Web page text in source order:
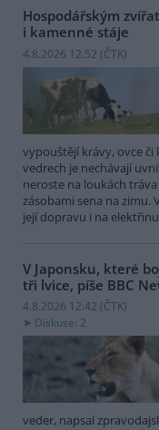
Hospodářským
i kamenné stáje
4.8.2026 12:52 (ČTK)
vypouštějí krávy, ovce či
vedrech je nechávají
neroste na loukách
zásobami sena na zimu.
její dopravu i na
V Japonsku, které
tři lvice, píše BBC
4.8.2026 12:42 (ČTK)
Diskuse: 2
veder, napsal